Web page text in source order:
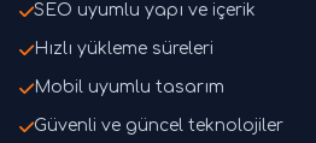
SEO uyumlu yapı ve içerik
Hızlı yükleme süreleri
Mobil uyumlu tasarım
Güvenli ve güncel teknolojiler